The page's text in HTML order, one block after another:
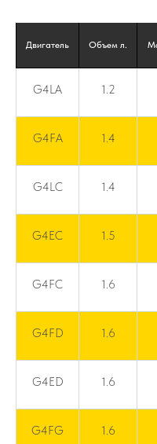
Двигатель Объем л.
G4LA 1.2
G4FA 1.4
G4LC 1.4
G4EC 1.5
G4FC 1.6
G4FD 1.6
G4ED 1.6
G4FG 1.6